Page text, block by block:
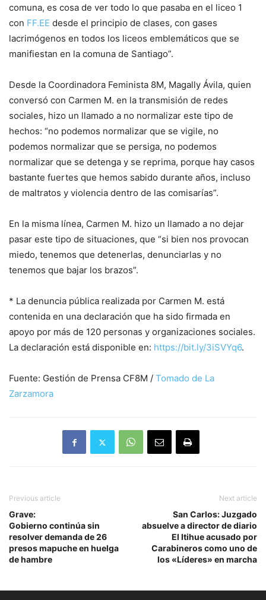
comuna, es cosa de ver todo lo que pasaba en el liceo 1
con FF.EE desde el principio de clases, con gases
lacrimógenos en todos los liceos emblemáticos que se
manifiestan en la comuna de Santiago”.
Desde la Coordinadora Feminista 8M, Magally Ávila, quien
conversó con Carmen M. en la transmisión de redes
sociales, hizo un llamado a no normalizar este tipo de
hechos: “no podemos normalizar que se vigile, no
podemos normalizar que se persiga, no podemos
normalizar que se detenga y se reprima, porque hay casos
bastante fuertes que hemos sabido durante años, incluso
de maltratos y violencia dentro de las comisarías”.
En la misma línea, Carmen M. hizo un llamado a no dejar
pasar este tipo de situaciones, que “si bien nos provocan
miedo, tenemos que detenerlas, denunciarlas y no
tenemos que bajar los brazos”.
* La denuncia pública realizada por Carmen M. está
contenida en una declaración que ha sido firmada en
apoyo por más de 120 personas y organizaciones sociales.
La declaración está disponible en: https://bit.ly/3iSVYq6.
Fuente: Gestión de Prensa CF8M / Tomado de La
Zarzamora
Previous article
Grave:
Gobierno continúa sin
resolver demanda de 26
presos mapuche en huelga
de hambre
Next article
San Carlos: Juzgado
absuelve a director de diario
El Itihue acusado por
Carabineros como uno de
los «Líderes» en marcha